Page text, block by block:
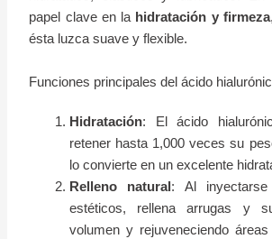
papel clave en la hidratación y firmeza
ésta luzca suave y flexible.
Funciones principales del ácido
Hidratación: El ácido
retener hasta 1,000 veces su
lo convierte en un excelente
Relleno natural: Al inyectarse
estéticos, rellena arrugas y
volumen y rejuveneciendo